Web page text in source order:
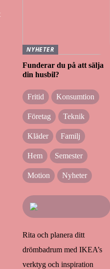
NYHETER
Funderar du på att sälja
din husbil?
Fritid Konsumtion
Företag Teknik
Kläder Familj
Hem Semester
Motion Nyheter
Rita och planera ditt
drömbadrum med IKEA’s
verktyg och inspiration